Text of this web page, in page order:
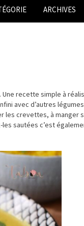
ARCHIVES
recette simple à
avec d’autres
les crevettes, à manger
sautées c’est